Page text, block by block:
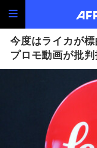
今度はライカが
プロモ動画が批